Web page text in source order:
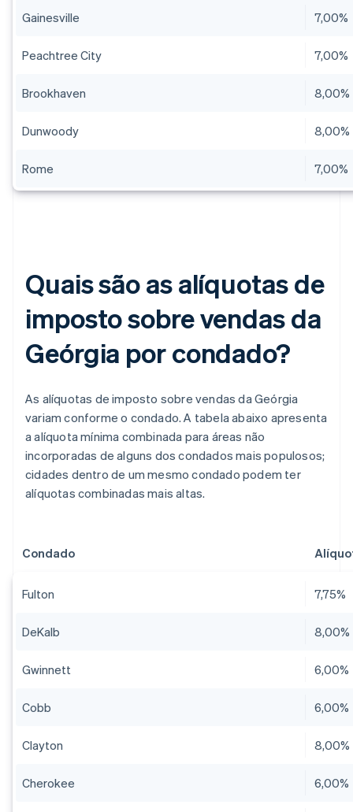
Gainesville 7,00%
Peachtree City 7,00%
Brookhaven 8,00%
Dunwoody 8,00%
Rome 7,00%
Quais são as alíquotas de
imposto sobre vendas da
Geórgia por condado?
As alíquotas de imposto sobre vendas da Geórgia
variam conforme o condado. A tabela abaixo apresenta
a alíquota mínima combinada para áreas não
incorporadas de alguns dos condados mais populosos;
cidades dentro de um mesmo condado podem ter
alíquotas combinadas mais altas.
Condado
Fulton 7,75%
DeKalb 8,00%
Gwinnett 6,00%
Cobb 6,00%
Clayton 8,00%
Cherokee 6,00%